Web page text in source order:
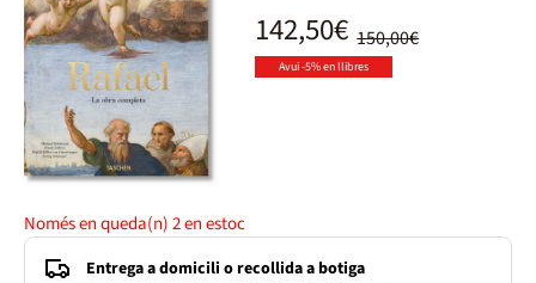
150,00€
142,50€
Avui -5% en llibres
Només en queda(n)2en estoc
Entrega a domicili o recollida a botiga